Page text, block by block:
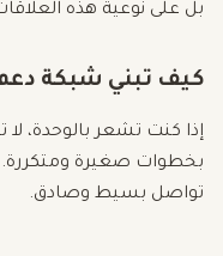
بل على نوعية هذه
كيف تبني شبكة
إذا كنت تشعر بالوحدة، لا
بخطوات صغيرة ومتكررة.
تواصل بسيط وصادق.